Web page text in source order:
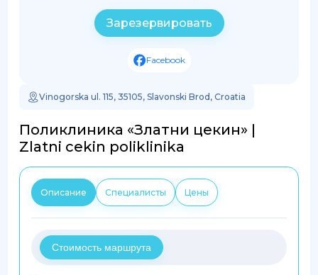
Зарезервировать
Facebook
Vinogorska ul. 115, 35105, Slavonski Brod, Croatia
Поликлиника «Златни цекин» |
Zlatni cekin poliklinika
Описание Специалисты Цены
Стоимость маршрута